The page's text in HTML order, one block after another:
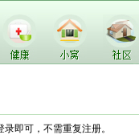
即可，不需重复注册。